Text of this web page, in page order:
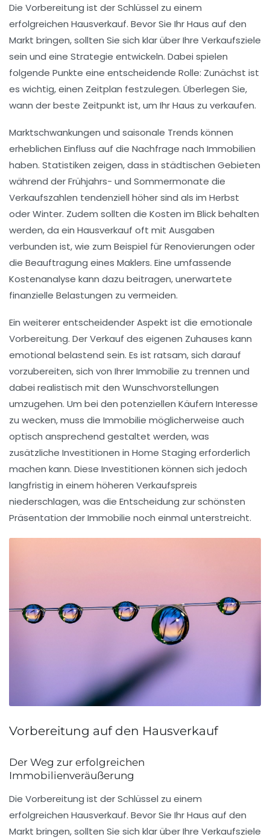
Die Vorbereitung ist der Schlüssel zu einem
erfolgreichen Hausverkauf. Bevor Sie Ihr Haus auf den
Markt bringen, sollten Sie sich klar über Ihre Verkaufsziele
sein und eine Strategie entwickeln. Dabei spielen
folgende Punkte eine entscheidende Rolle: Zunächst ist
es wichtig, einen Zeitplan festzulegen. Überlegen Sie,
wann der beste Zeitpunkt ist, um Ihr Haus zu verkaufen.
Marktschwankungen und saisonale Trends können
erheblichen Einfluss auf die Nachfrage nach Immobilien
haben. Statistiken zeigen, dass in städtischen Gebieten
während der Frühjahrs- und Sommermonate die
Verkaufszahlen tendenziell höher sind als im Herbst
oder Winter. Zudem sollten die Kosten im Blick behalten
werden, da ein Hausverkauf oft mit Ausgaben
verbunden ist, wie zum Beispiel fürRenovierungen oder
die Beauftragung eines Maklers. Eine umfassende
Kostenanalyse kann dazu beitragen, unerwartete
finanzielle Belastungen zu vermeiden.
Ein weiterer entscheidender Aspekt ist die emotionale
Vorbereitung. Der Verkauf des eigenen Zuhauses kann
emotional belastend sein. Es ist ratsam, sich darauf
vorzubereiten, sich von Ihrer Immobilie zu trennen und
dabei realistisch mit den Wunschvorstellungen
umzugehen. Um bei den potenziellen Käufern Interesse
zu wecken, muss die Immobilie möglicherweise auch
optisch ansprechend gestaltet werden, was
zusätzliche Investitionen in Home Staging erforderlich
machen kann. Diese Investitionen können sich jedoch
langfristig in einem höheren Verkaufspreis
niederschlagen, was die Entscheidung zur schönsten
Präsentation der Immobilie noch einmal unterstreicht.
Vorbereitung auf den Hausverkauf
Der Weg zur erfolgreichen
Immobilienveräußerung
Die Vorbereitung ist der Schlüssel zu einem
erfolgreichen Hausverkauf. Bevor Sie Ihr Haus auf den
Markt bringen, sollten Sie sich klar über Ihre Verkaufsziele